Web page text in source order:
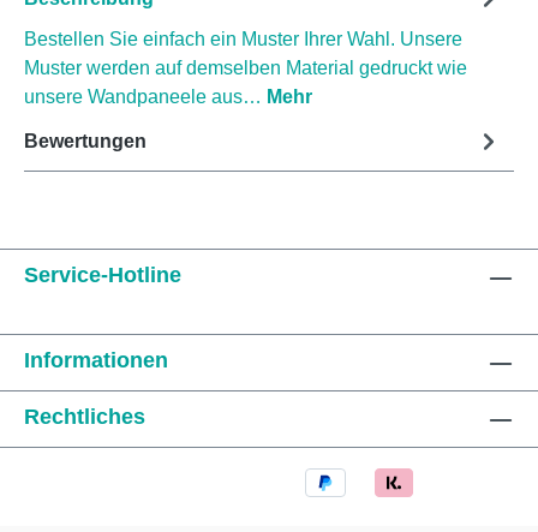
Bestellen Sie einfach ein Muster Ihrer Wahl. Unsere
Muster werden auf demselben Material gedruckt wie
unsere Wandpaneele aus… Mehr
Bewertungen
Service-Hotline
Informationen
Rechtliches